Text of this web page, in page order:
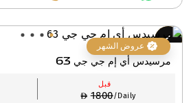
عروض الشهر
مرسيدس أي إم جي جي 63
قبل
1800/Daily